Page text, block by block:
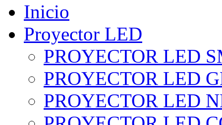
Inicio
Proyector LED
PROYECTOR LED
PROYECTOR LED
PROYECTOR LED